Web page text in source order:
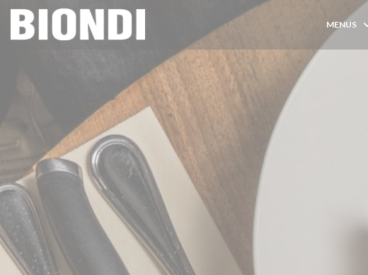
Painel de Gerenciamento de Cookies
MENUS